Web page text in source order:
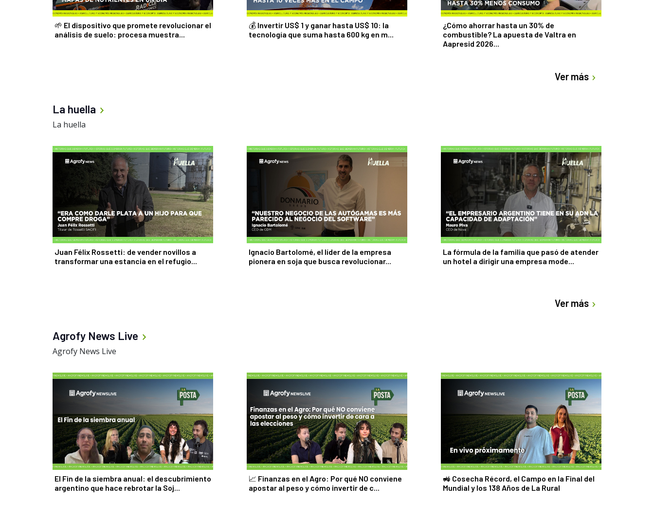
consecuencia del retraso en la cosecha gruesa, y en
línea con Chicago, el precio disponible en la plaza
local cedió hasta ubicarse en $230.000, $15.000 por
debajo del lunes. El trigo para la nueva cosecha
🌱 El dispositivo que promete revolucionar el
análisis de suelo: procesa muestra...
💰 Invertir US$ 1 y ganar hasta US$ 10: la
tecnología que suma hasta 600 kg en m...
¿Cómo ahorrar hasta un 30% de
combustible? La apuesta de Valtra en
Aapresid 2026...
Ver más
La huella
La huella
Juan Félix Rossetti: de vender novillos a
transformar una estancia en el refugio...
Ignacio Bartolomé, el líder de la empresa
pionera en soja que busca revolucionar...
La fórmula de la familia que pasó de atender
un hotel a dirigir una empresa mode...
Ver más
Agrofy News Live
Agrofy News Live
El Fin de la siembra anual: el descubrimiento
argentino que hace rebrotar la Soj...
📈 Finanzas en el Agro: Por qué NO conviene
apostar al peso y cómo invertir de c...
🚜 Cosecha Récord, el Campo en la Final del
Mundial y los 138 Años de La Rural